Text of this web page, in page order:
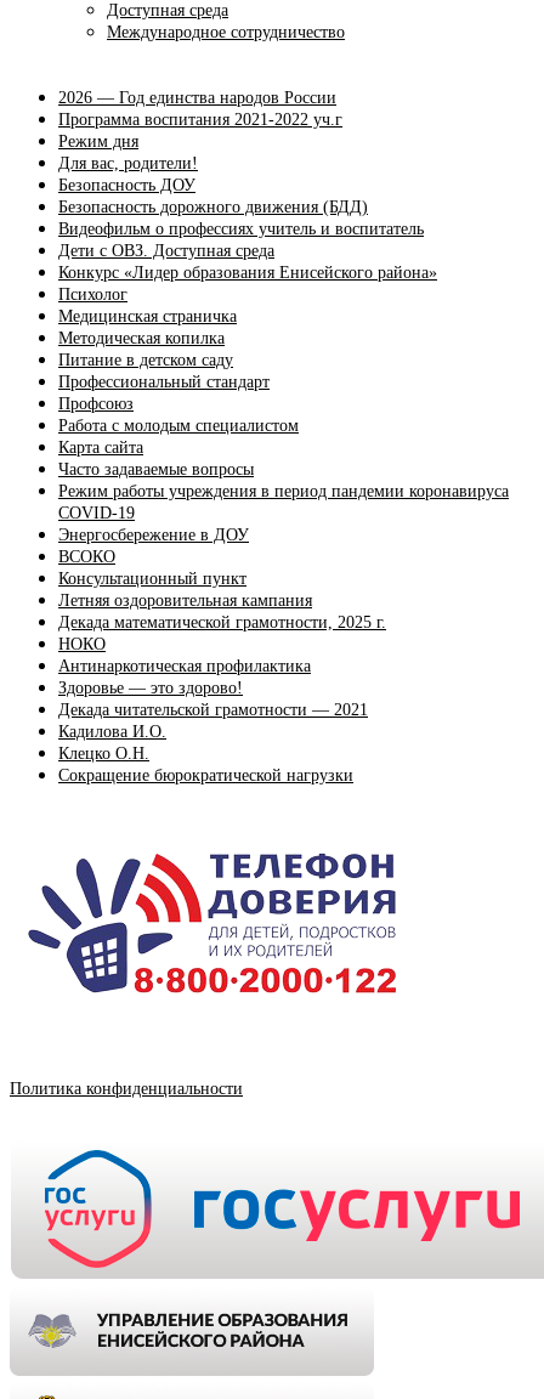
Доступная среда
Международное сотрудничество
2026 — Год единства народов России
Программа воспитания 2021-2022 уч.г
Режим дня
Для вас, родители!
Безопасность ДОУ
Безопасность дорожного движения (БДД)
Видеофильм о профессиях учитель и воспитатель
Дети с ОВЗ. Доступная среда
Конкурс «Лидер образования Енисейского района»
Психолог
Медицинская страничка
Методическая копилка
Питание в детском саду
Профессиональный стандарт
Профсоюз
Работа с молодым специалистом
Карта сайта
Часто задаваемые вопросы
Режим работы учреждения в период пандемии коронавируса
COVID-19
Энергосбережение в ДОУ
ВСОКО
Консультационный пункт
Летняя оздоровительная кампания
Декада математической грамотности, 2025 г.
НОКО
Антинаркотическая профилактика
Здоровье — это здорово!
Декада читательской грамотности — 2021
Кадилова И.О.
Клецко О.Н.
Сокращение бюрократической нагрузки
Политика конфиденциальности